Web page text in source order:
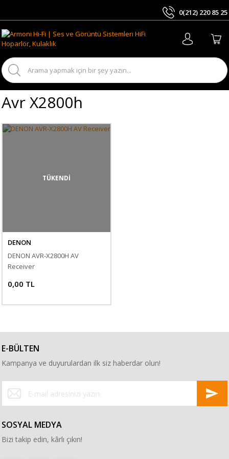
0(212) 220 85 25
Avr X2800h
TÜKENDİ
DENON
DENON AVR-X2800H AV
Receiver
0,00 TL
E-BÜLTEN
Kampanya ve duyurulardan ilk siz haberdar olun!
SOSYAL MEDYA
Bizi takip edin, kârlı çıkın!